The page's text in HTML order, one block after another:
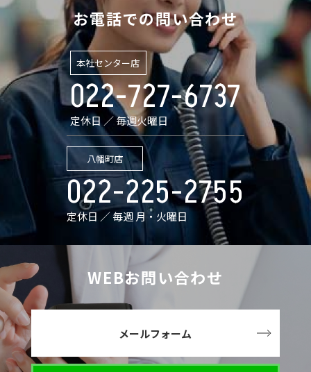
お電話での問い合わせ
本社センター店
022-727-6737
定休日 ／ 毎週火曜日
八幡町店
022-225-2755
定休日 ／ 毎週 月・火曜日
WEBお問い合わせ
メールフォーム